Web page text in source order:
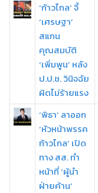
‘ก้าวไกล’ จี้
‘เศรษฐา’
สแกน
คุณสมบัติ
‘เพิ่มพูน’ หลัง
ป.ป.ช. วินิจฉัย
ผิดไม่ร้ายแรง
‘พิธา’ ลาออก
‘หัวหน้าพรรค
ก้าวไกล’ เปิด
ทาง สส. ทำ
หน้าที่ ‘ผู้นำ
ฝ่ายค้าน’